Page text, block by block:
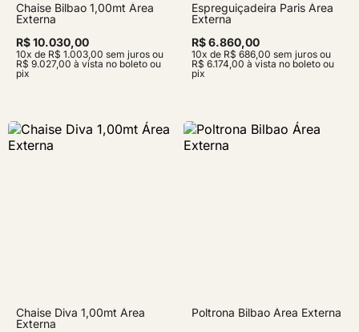
Chaise Bilbao 1,00mt Área
Externa
R$ 10.030,00
10x de R$ 1.003,00 sem juros ou
R$ 9.027,00 à vista no boleto ou
pix
Espreguiçadeira Paris Área
Externa
R$ 6.860,00
10x de R$ 686,00 sem juros ou
R$ 6.174,00 à vista no boleto ou
pix
Chaise Diva 1,00mt Área
Externa
Poltrona Bilbao Área Externa